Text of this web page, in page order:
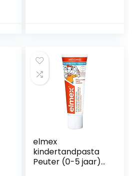
de tanden –
verpakking met 1
tube van 75 ml
elmex
kindertandpasta
Peuter (0-5 jaar)